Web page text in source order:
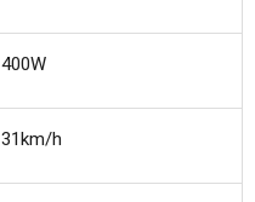
400W
31km/h